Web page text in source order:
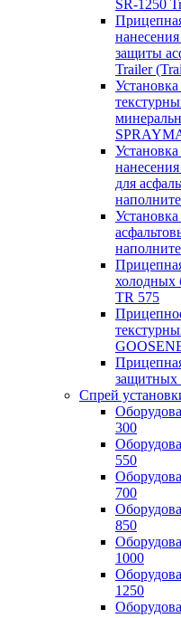
SR-1250
защиты
Trailer
для
холодных
TR 575
защитных
Спрей
300
550
700
850
1000
1250